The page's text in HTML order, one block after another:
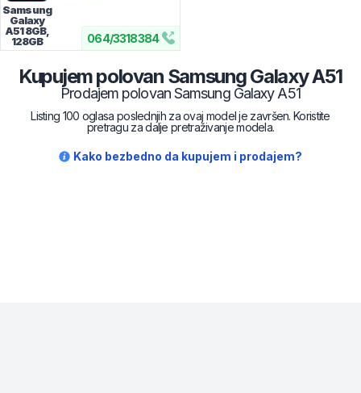
064/3318384
Samsung
Galaxy
A518GB,
128GB
Kupujem polovan SamsungGalaxy A51
Prodajem polovanSamsung Galaxy A51
Listing 100 oglasa poslednjih za ovaj model je završen. Koristite
pretragu za dalje pretraživanje modela.
Kako bezbedno da kupujem i prodajem?